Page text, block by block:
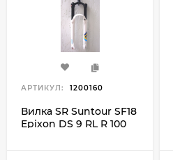
АРТИКУЛ: 1200160
Вилка SR Suntour SF18
Epixon DS 9 RL R 100